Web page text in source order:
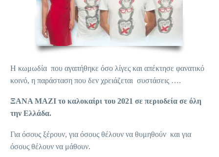
Η κωμωδία που αγαπήθηκε όσο λίγες και απέκτησε φανατικό
κοινό, η παράσταση που δεν χρειάζεται συστάσεις ….
ΞΑΝΑ ΜΑΖΙ το καλοκαίρι του 2021 σε περιοδεία σε όλη
την Ελλάδα.
Για όσους ξέρουν, για όσους θέλουν να θυμηθούν και για
όσους θέλουν να μάθουν.